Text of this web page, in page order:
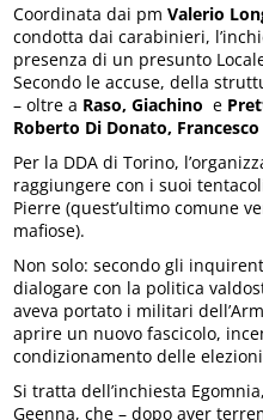
Coordinata dai pmValerio
condotta dai carabinieri,
presenza di un presunto
Secondo le accuse, della
– oltre a Raso, Giachino e
Roberto Di Donato,
Per la DDA di Torino,
raggiungere con i suoi
Pierre (quest’ultimo comune
mafiose).
Non solo: secondo gli
dialogare con la politica
aveva portato i militari
aprire un nuovo fascicolo,
condizionamento delle
Si tratta dell’inchiesta
Geenna, che – dopo aver